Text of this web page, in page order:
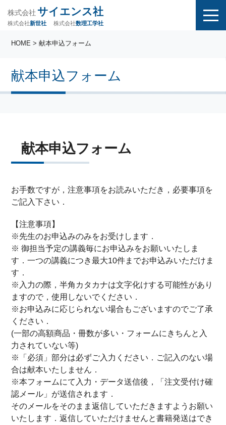
株式会社 サイエンス社
株式会社新世社 株式会社数理工学社
献本申込フォーム
HOME > 献本申込フォーム
献本申込フォーム
お手数ですが，注意事項をお読みいただき，必要事項を
ご記入下さい．
【注意事項】
※先生のお申込みのみをお受けします．
※ 御担当予定の講義毎にお申込みをお願いいたしま
す．一つの講義につき最大10件までお申込みいただけま
す．
※入力の際，半角カタカナは文字化けする可能性があり
ますので，使用しないでください．
※お申込みに応じられない場合もございますのでご了承
ください．
(一部の高額商品・冊数が多い・フォームにきちんと入
力されていない等)
※「必須」部分は必ずご入力ください．ご記入のない場
合は献本いたしません．
※本フォームにて入力・データ送信後，「注文受付け確
認メール」が送信されます．
そのメールをそのまま返信していただきますようお願い
いたします．返信していただけませんと書籍発送はでき